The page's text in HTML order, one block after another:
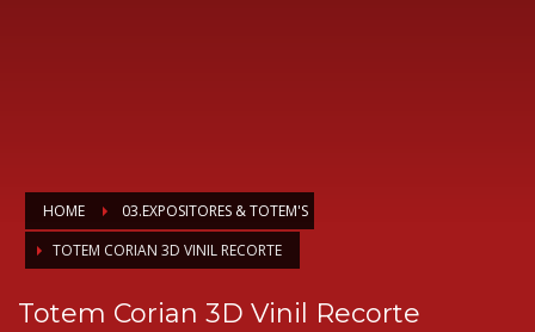
HOME
03.EXPOSITORES & TOTEM'S
TOTEM CORIAN 3D VINIL RECORTE
Totem Corian 3D Vinil Recorte